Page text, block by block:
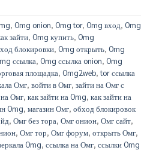
, Omg onion, Omg tor, Omg вход, Omg
зайти, Omg купить, Omg
блокировки, Omg открыть, Omg
ссылка, Omg ссылка onion, Omg
площадка, Omg2web,tor ссылка
Омг, войти в Омг, зайти на Омг с
на Омг, как зайти на Omg, как зайти на
Omg, магазин Омг, обход блокировок
, Омг без тора, Омг онион, Омг сайт,
, Омг тор, Омг форум, открыть Омг,
Omg, ссылка на Омг, ссылки Omg